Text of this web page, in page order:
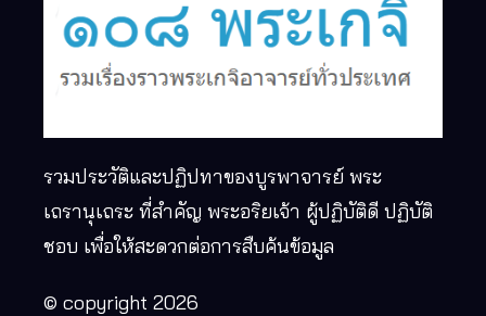
รวมประวัติและปฏิปทาของบูรพาจารย์ พระ
เถรานุเถระ ที่สำคัญ พระอริยเจ้า ผู้ปฏิบัติดี ปฏิบัติ
ชอบ เพื่อให้สะดวกต่อการสืบค้นข้อมูล
© copyright 2026